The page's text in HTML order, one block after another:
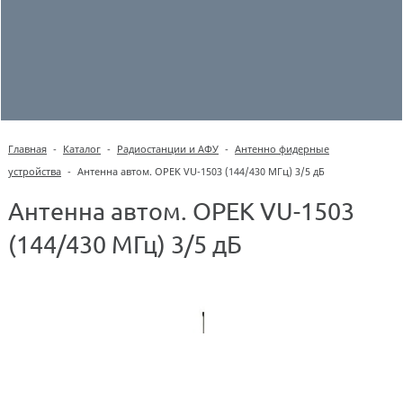
Главная - Каталог - Радиостанции и АФУ - Антенно фидерные
устройства - Антенна автом. OPEK VU-1503 (144/430 МГц) 3/5 дБ
Антенна автом. OPEK VU-1503
(144/430 МГц) 3/5 дБ